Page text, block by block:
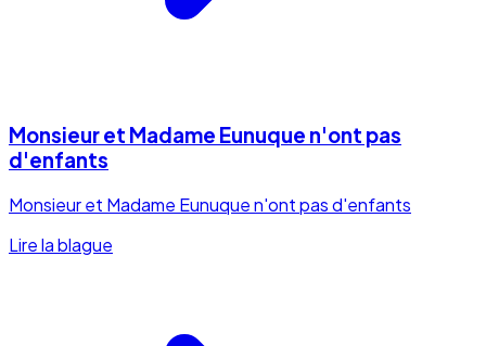
Monsieur et Madame Eunuque n'ont pas
d'enfants
Monsieur et Madame Eunuque n'ont pas d'enfants
Lire la blague